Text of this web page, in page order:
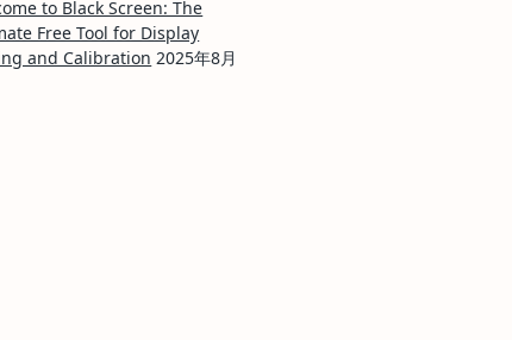
to Black Screen: The
Free Tool for Display
and Calibration 2025年8月